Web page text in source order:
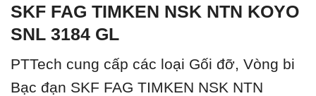
SKF FAG TIMKEN NSK NTN KOYO
SNL 3184 GL
PTTech cung cấp các loại Gối đỡ, Vòng bi
Bạc đạn SKF FAG TIMKEN NSK NTN